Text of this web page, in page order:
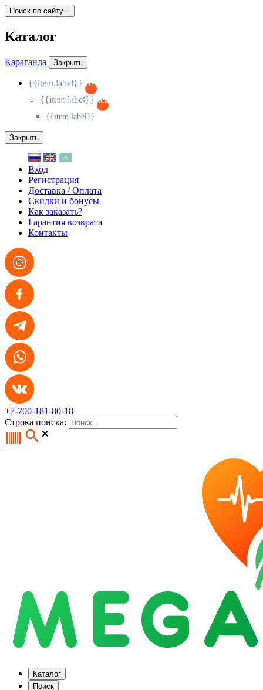
Поиск по сайту...
Каталог
Караганда Закрыть
{{item.label}}
{{activeItem==item.id?'-
{{item.label}}
{{activeSubitem==item.id?'-
{{item.label}}
Закрыть
Вход
Регистрация
Доставка / Оплата
Скидки и бонусы
Как заказать?
Гарантия возврата
Контакты
+7-700-181-80-18
Строка поиска:
Каталог
Поиск